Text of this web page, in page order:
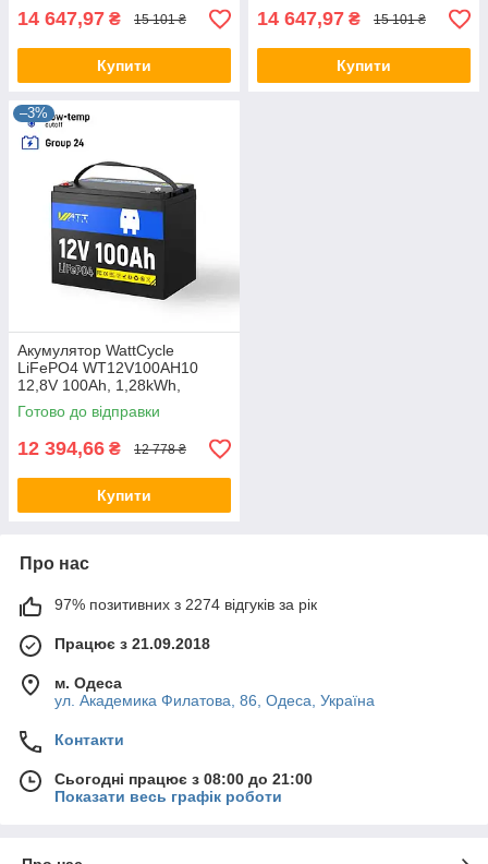
фосфатная
14 647,97 ₴ 15 101 ₴
Купити
14 647,97 ₴ 15 101 ₴
Купити
–3%
Акумулятор WattCycle
LiFePO4 WT12V100AH10
12,8V 100Ah, 1,28kWh,
BMS50A@4S батарея літій-
залізо-фосфатна
Готово до відправки
12 394,66 ₴ 12 778 ₴
Купити
Про нас
97% позитивних з 2274 відгуків за рік
Працює з 21.09.2018
м. Одеса
ул. Академика Филатова, 86, Одеса, Україна
Контакти
Сьогодні працює з 08:00 до 21:00
Показати весь графік роботи